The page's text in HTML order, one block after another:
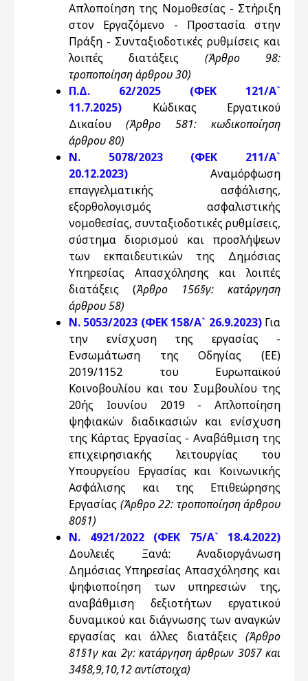
Απλοποίηση της Νομοθεσίας - Στήριξη
στον Εργαζόμενο - Προστασία στην
Πράξη - Συνταξιοδοτικές ρυθμίσεις και
λοιπές διατάξεις (Άρθρο 98:
τροποποίηση άρθρου 30)
Π.Δ. 62/2025 (ΦΕΚ 121/Α`
11.7.2025) Κώδικας Εργατικού
Δικαίου (Άρθρο 581: κωδικοποίηση
άρθρου 80)
Ν. 5078/2023 (ΦΕΚ 211/Α`
20.12.2023) Αναμόρφωση
επαγγελματικής ασφάλισης,
εξορθολογισμός ασφαλιστικής
νομοθεσίας, συνταξιοδοτικές ρυθμίσεις,
σύστημα διορισμού και προσλήψεων
των εκπαιδευτικών της Δημόσιας
Υπηρεσίας Απασχόλησης και λοιπές
διατάξεις (Άρθρο 156§γ: κατάργηση
άρθρου 58)
Ν. 5053/2023 (ΦΕΚ 158/Α` 26.9.2023)Για
την ενίσχυση της εργασίας -
Ενσωμάτωση της Οδηγίας (ΕΕ)
2019/1152 του Ευρωπαϊκού
Κοινοβουλίου και του Συμβουλίου της
20ής Ιουνίου 2019 - Απλοποίηση
ψηφιακών διαδικασιών και ενίσχυση
της Κάρτας Εργασίας - Αναβάθμιση της
επιχειρησιακής λειτουργίας του
Υπουργείου Εργασίας και Κοινωνικής
Ασφάλισης και της Επιθεώρησης
Εργασίας (Άρθρο 22: τροποποίηση άρθρου
80§1)
Ν. 4921/2022 (ΦΕΚ 75/Α` 18.4.2022)
Δουλειές Ξανά: Αναδιοργάνωση
Δημόσιας Υπηρεσίας Απασχόλησης και
ψηφιοποίηση των υπηρεσιών της,
αναβάθμιση δεξιοτήτων εργατικού
δυναμικού και διάγνωσης των αναγκών
εργασίας και άλλες διατάξεις (Άρθρο
81§1γ και 2γ: κατάργηση άρθρων 30§7 και
34§8,9,10,12 αντίστοιχα)